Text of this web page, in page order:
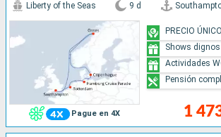
Pague en 4X
Liberty of the Seas 9 d
1
PRECIO ÚNICO
Shows
Actividades
Pensión